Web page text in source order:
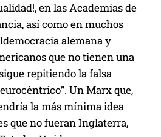
en las Academias de
así como en muchos
alemana y
que no tienen una
repitiendo la falsa
Un Marx que,
la más mínima idea
que no fueran Inglaterra,